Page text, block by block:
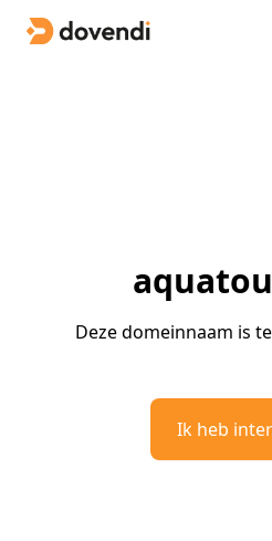
Deze domeinnaam is
Ik heb